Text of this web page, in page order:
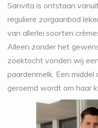
Sanvita is ontstaan
reguliere zorgaanbod
van allerlei soorten
Alleen zonder het
zoektocht vonden wij
paardenmelk. Een
geroemd wordt om haar